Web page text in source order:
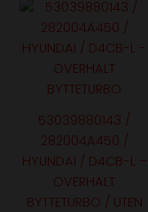
53039880143 /
282004A450 /
HYUNDAI / D4CB-L –
OVERHALT
BYTTETURBO / UTEN
Dette
produktet
har
varianter.
kan
velges
på
produktsiden